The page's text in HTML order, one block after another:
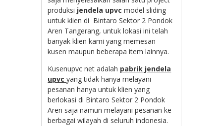
produksi jendela upvcmodel sliding
untuk klien di Bintaro Sektor 2 Pondok
Aren Tangerang, untuk lokasi ini telah
banyak klien kami yang memesan
kusen maupun beberapa item lainnya.
Kusenupvc net adalah pabrik jendela
upvcyang tidak hanya melayani
pesanan hanya untuk klien yang
berlokasi di Bintaro Sektor 2 Pondok
Aren saja namun melayani pesanan ke
berbagai wilayah di seluruh indonesia.